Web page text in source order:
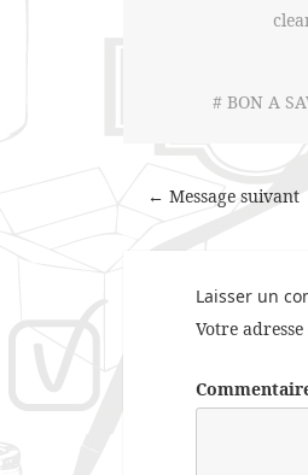
# BON A
← Message suivant
Laisser un
Votre